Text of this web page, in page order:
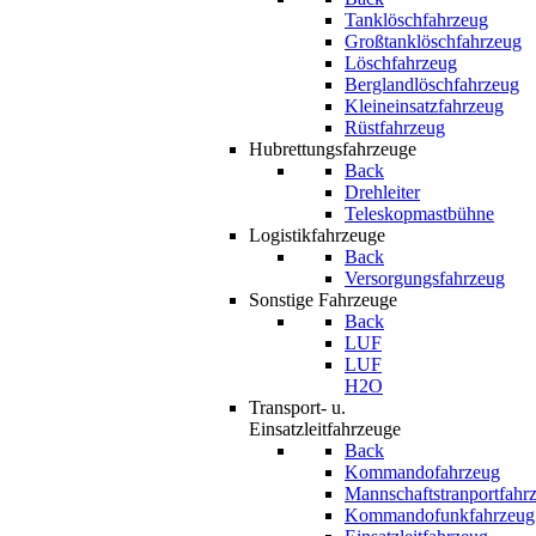
Tanklöschfahrzeug
Großtanklöschfahrzeug
Löschfahrzeug
Berglandlöschfahrzeug
Kleineinsatzfahrzeug
Rüstfahrzeug
Hubrettungsfahrzeuge
Back
Drehleiter
Teleskopmastbühne
Logistikfahrzeuge
Back
Versorgungsfahrzeug
Sonstige Fahrzeuge
Back
LUF
LUF
H2O
Transport- u.
Einsatzleitfahrzeuge
Back
Kommandofahrzeug
Kommandofunkfahrzeug